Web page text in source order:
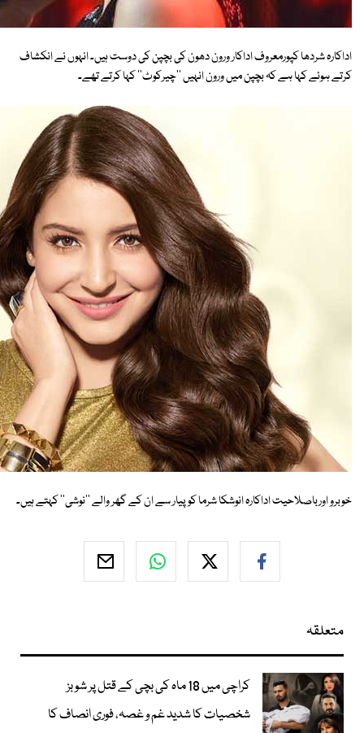
اداکارہ شردھا کپورمعروف اداکار ورون دھون کی بچپن کی دوست ہیں۔ انہوں نے انکشاف
کرتے ہوئے کہا ہے کہ بچپن میں ورون انہیں ''چیرکوٹ'' کہا کرتے تھے۔
خوبرو اورباصلاحیت اداکارہ انوشکا شرما کو پیار سے ان کے گھر والے ''نوشی'' کہتے ہیں۔
متعلقہ
کراچی میں 18 ماہ کی بچی کے قتل پر شوبز
شخصیات کا شدید غم و غصہ، فوری انصاف کا